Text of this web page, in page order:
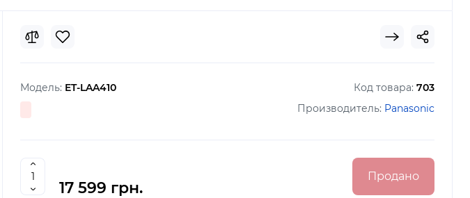
Модель: ET-LAA410 Код товара: 703
Производитель: Panasonic
17 599 грн.
Продано